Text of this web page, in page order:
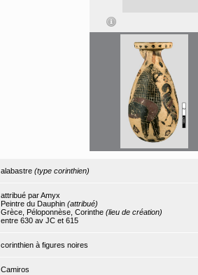
alabastre (type corinthien)
attribué par Amyx
Peintre du Dauphin (attribué)
Grèce, Péloponnèse, Corinthe (lieu de création)
entre 630 av JC et 615
corinthien à figures noires
Camiros